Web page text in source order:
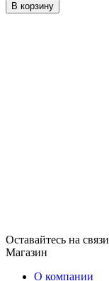
В корзину
Оставайтесь на связи
Магазин
О компании